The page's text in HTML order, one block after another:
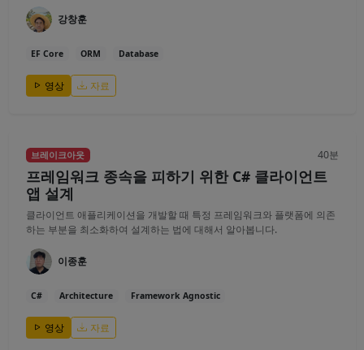
강창훈
EF Core ORM Database
영상 자료
브레이크아웃 40분
프레임워크 종속을 피하기 위한 C# 클라이언트
앱 설계
클라이언트 애플리케이션을 개발할 때 특정 프레임워크와 플랫폼에 의존
하는 부분을 최소화하여 설계하는 법에 대해서 알아봅니다.
이종훈
C# Architecture Framework Agnostic
영상 자료